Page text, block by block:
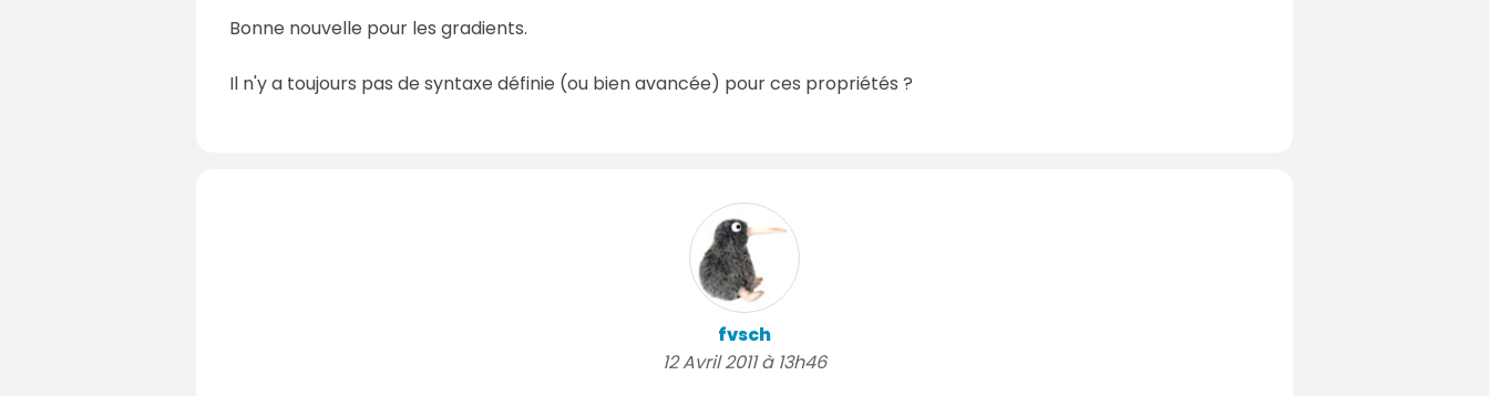
Bonne nouvelle pour les gradients.
Il n'y a toujours pas de syntaxe définie (ou bien avancée) pour ces propriétés ?
fvsch
12 Avril 2011 à 13h46